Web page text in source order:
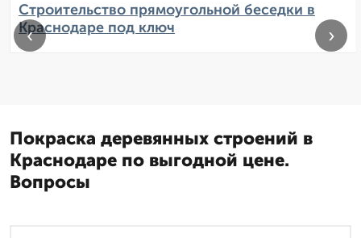
Строительство прямоугольной беседки в
Краснодаре под ключ
‹ ›
Покраска деревянных строений в
Краснодаре по выгодной цене.
Вопросы